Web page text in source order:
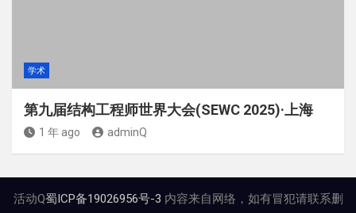
学术
第九届结构工程师世界大会(SEWC 2025)·上海
1 年 ago adminQ
活动Q蜀ICP备19026956号-3 内容来自网络，如有冒犯请联系删